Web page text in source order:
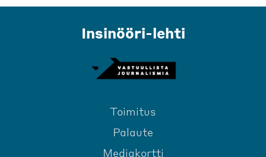
Insinööri-lehti
Toimitus
Palaute
Mediakortti